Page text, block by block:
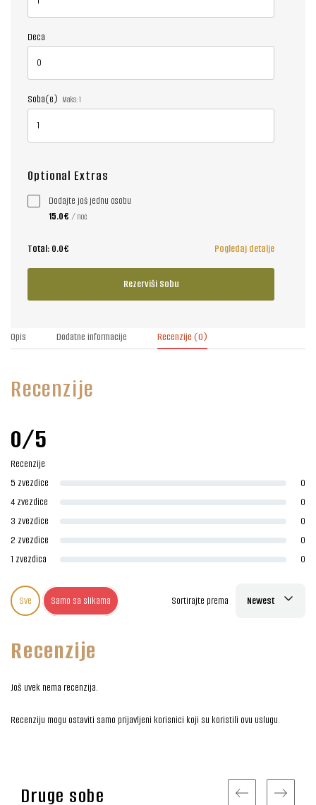
Opis Dodatne informacije Recenzije (0)
Recenzije
0/5
Recenzije
5 zvezdice
0
4 zvezdice
0
3 zvezdice
0
2 zvezdice
0
1 zvezdica
0
Sve Samo sa slikama Sortirajte prema Newest
Recenzije
Još uvek nema recenzija.
Recenziju mogu ostaviti samo prijavljeni korisnici koji su koristili ovu uslugu.
Deca
Soba(e) Maks:1
Optional Extras
Dodajte još jednu osobu
15.0€ / noć
Total: 0.0€ Pogledaj detalje
Rezerviši Sobu
Druge sobe